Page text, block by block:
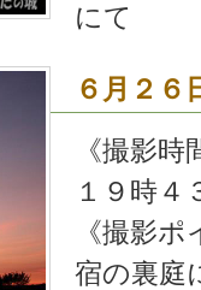
にて
６月２６
《撮影時
１９時４
《撮影
宿の裏庭